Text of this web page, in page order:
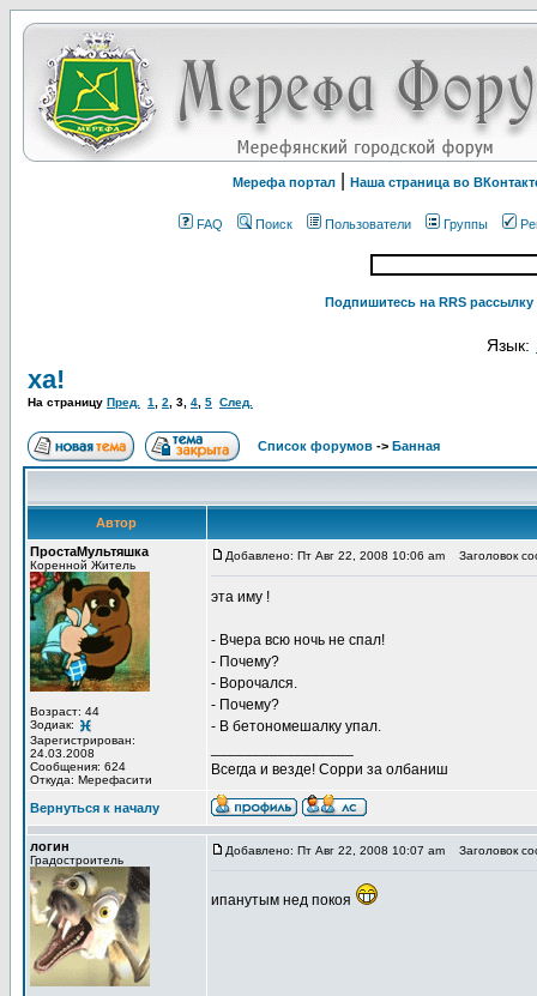
Мерефа портал Наша страница во
FAQ Поиск Пользователи Группы
Подпишитесь на RRS
Язык:
ха!
На страницу Пред. 1 2 3 4 5 След.
Список форумов -> Банная
Автор
ПростаМультяшка
Коренной Житель
Возраст: 44
Зодиак:
Зарегистрирован:
24.03.2008
Сообщения: 624
Откуда: Мерефасити
Добавлено: Пт Авг 22, 2008 10:06 am Заголовок
эта иму !
- Вчера всю ночь не спал!
- Почему?
- Ворочался.
- Почему?
- В бетономешалку упал.
Всегда и везде! Сорри за олбаниш
Вернуться к началу
логин
Градостроитель
Добавлено: Пт Авг 22, 2008 10:07 am Заголовок
ипанутым нед покоя